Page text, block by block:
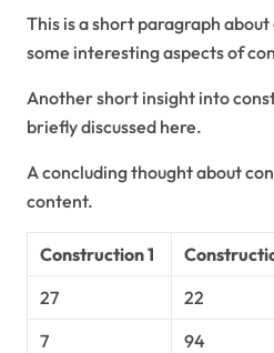
This is a short paragraph
some interesting aspects of
Another short insight into
briefly discussed here.
A concluding thought about
content.
Construction 1
27
22
7
94